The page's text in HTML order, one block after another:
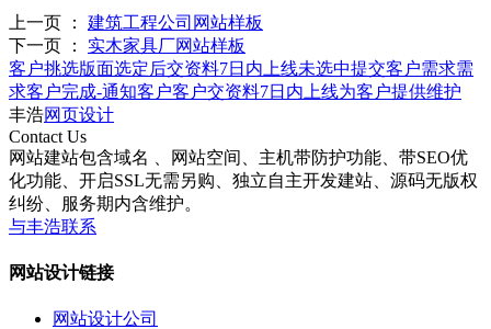
上一页 ： 建筑工程公司网站样板
下一页 ： 实木家具厂网站样板
客户挑选版面选定后交资料7日内上线未选中提交客户需求需
求客户完成-通知客户客户交资料7日内上线为客户提供维护
丰浩网页设计
Contact Us
网站建站包含域名 、网站空间、主机带防护功能、带SEO优
化功能、开启SSL无需另购、独立自主开发建站、源码无版权
纠纷、服务期内含维护。
与丰浩联系
网站设计链接
网站设计公司